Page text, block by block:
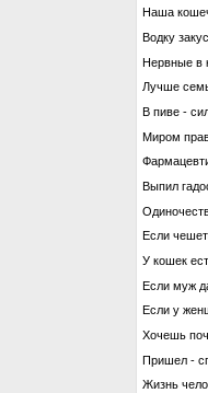
Hаша
Водку
Нервные в
Лучше
В пиве -
Миром
Выпил
Если
У кошек
Если муж
Если у
Хочешь
Пришел -
Жизнь